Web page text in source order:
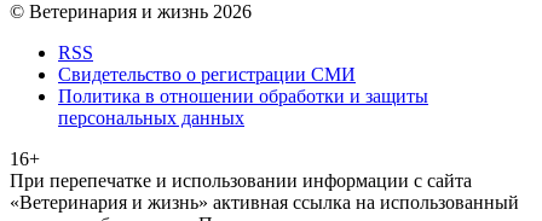
© Ветеринария и жизнь 2026
RSS
Свидетельство о регистрации СМИ
Политика в отношении обработки и защиты
персональных данных
16+
При перепечатке и использовании информации с сайта
«Ветеринария и жизнь» активная ссылка на использованный